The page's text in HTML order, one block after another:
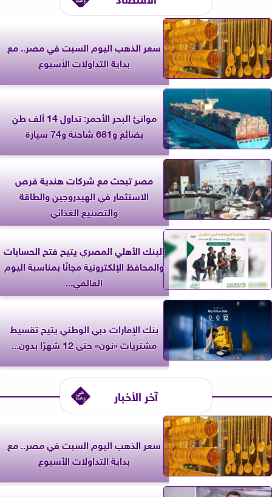
سعر الذهب اليوم السبت في مصر.. مع
بداية التداولات الأسبوع
موانئ البحر الأحمر: تداول 14 ألف طن
بضائع و681 شاحنة و74 سيارة
مصر تبحث مع شركات هندية فرص
الاستثمار في الهيدروجين والطاقة
والتصنيع الغذائي
البنك الأهلي المصري يتيح فتح الحسابات
والمحافظ الإلكترونية مجانًا بمناسبة اليوم
العالمي...
بنك الإمارات دبي الوطني يتيح تقسيط
مشتريات «نون» حتى 12 شهرًا بدون...
آخر الأخبار
سعر الذهب اليوم السبت في مصر.. مع
بداية التداولات الأسبوع